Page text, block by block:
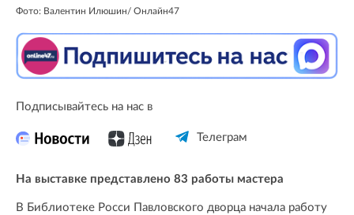
Фото: Валентин Илюшин/ Oнлайн47
Подписывайтесь на нас в
Телеграм
На выставке представлено 83 работы мастера
В Библиотеке Росси Павловского дворца начала работу